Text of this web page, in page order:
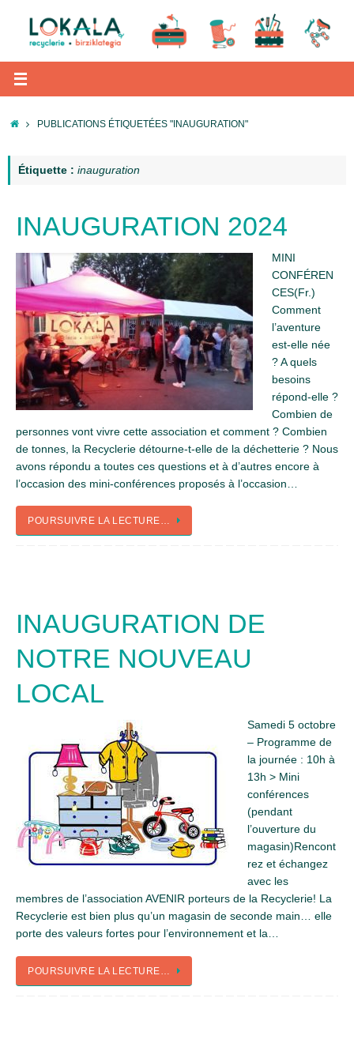
contenu
ACCUEIL
PUBLICATIONS ÉTIQUETÉES "INAUGURATION"
Étiquette : inauguration
INAUGURATION 2024
MINI
CONFÉREN
CES(Fr.)
Comment
l’aventure
est-elle née
? A quels
besoins
répond-elle ?
Combien de
personnes vont vivre cette association et comment ? Combien
de tonnes, la Recyclerie détourne-t-elle de la déchetterie ? Nous
avons répondu a toutes ces questions et à d’autres encore à
l’occasion des mini-conférences proposés à l’occasion…
POURSUIVRE LA LECTURE…
INAUGURATION DE
NOTRE NOUVEAU
LOCAL
Samedi 5 octobre
– Programme de
la journée : 10h à
13h > Mini
conférences
(pendant
l’ouverture du
magasin)Rencont
rez et échangez
avec les
membres de l’association AVENIR porteurs de la Recyclerie! La
Recyclerie est bien plus qu’un magasin de seconde main… elle
porte des valeurs fortes pour l’environnement et la…
POURSUIVRE LA LECTURE…